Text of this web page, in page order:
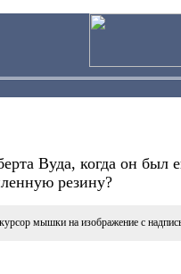
Вуда, когда он
резину?
курсор мышки на изображение с